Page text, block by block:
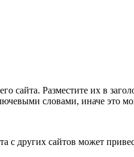
Разместите их в
словами, иначе это
с других сайтов может